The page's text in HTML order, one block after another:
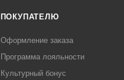
ПОКУПАТЕЛЮ
Оформление заказа
Программа лояльности
Культурный бонус